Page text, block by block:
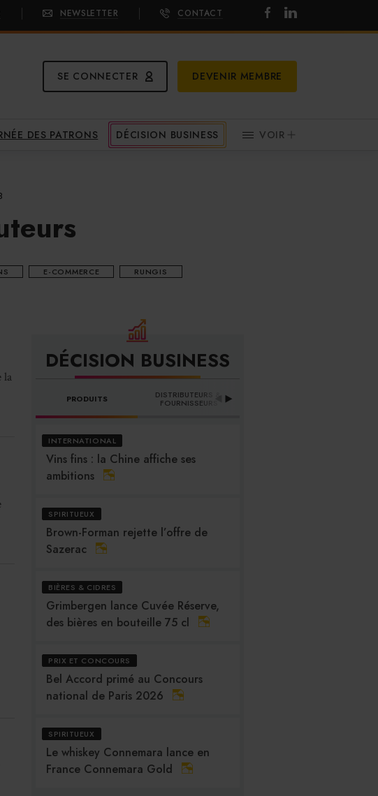
NEWSLETTER CONTACT
SE CONNECTER DEVENIR MEMBRE
DES PATRONS DÉCISION BUSINESS VOIR
E-COMMERCE RUNGIS
la
DÉCISION BUSINESS
PRODUITS DISTRIBUTEURS &
FOURNISSEURS
INTERNATIONAL
Vins fins : la Chine affiche ses
ambitions
SPIRITUEUX
Brown-Forman rejette l’offre de
Sazerac
BIÈRES & CIDRES
Grimbergen lance Cuvée Réserve,
des bières en bouteille 75 cl
PRIX ET CONCOURS
Bel Accord primé au Concours
national de Paris 2026
SPIRITUEUX
Le whiskey Connemara lance en
France Connemara Gold